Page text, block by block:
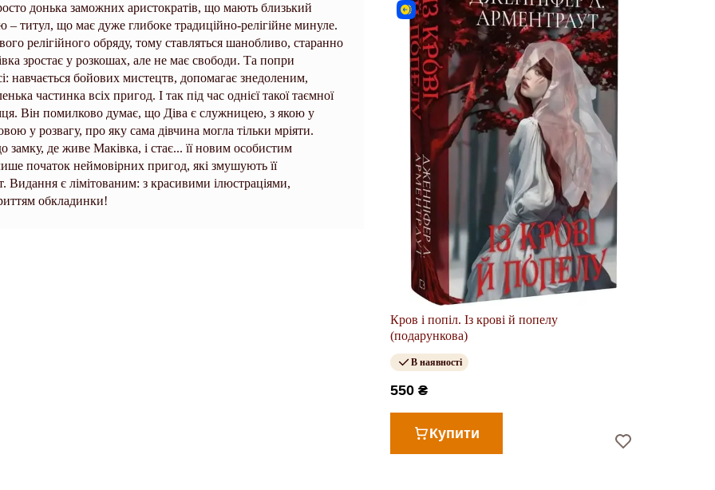
донька заможних аристократів, що мають близький
– титул, що має дуже глибоке традиційно-релігійне минуле.
релігійного обряду, тому ставляться шанобливо, старанно
зростає у розкошах, але не має свободи. Та попри
навчається бойових мистецтв, допомагає знедоленим,
частинка всіх пригод. І так під час однієї такої таємної
Він помилково думає, що Діва є служницею, з якою у
у розвагу, про яку сама дівчина могла тільки мріяти.
де живе Маківка, і стає... її новим особистим
початок неймовірних пригод, які змушують її
Видання є лімітованим: з красивими ілюстраціями,
обкладинки!
Кров і попіл. Із крові й попелу
(подарункова)
В наявності
550 ₴
Купити